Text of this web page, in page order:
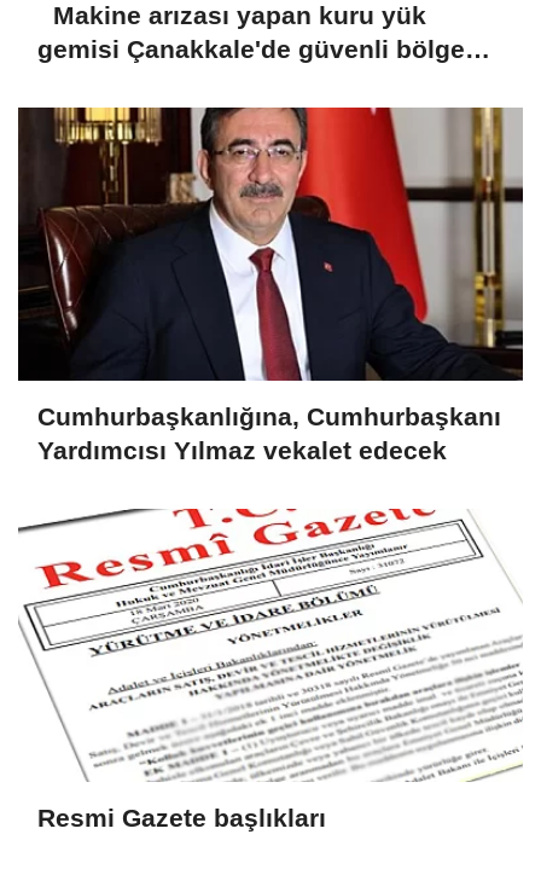
Makine arızası yapan kuru yük
gemisi Çanakkale'de güvenli bölgeye
Cumhurbaşkanlığına, Cumhurbaşkanı
Yardımcısı Yılmaz vekalet edecek
Resmi Gazete başlıkları